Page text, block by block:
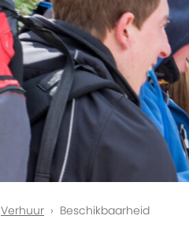
Verhuur Beschikbaarheid